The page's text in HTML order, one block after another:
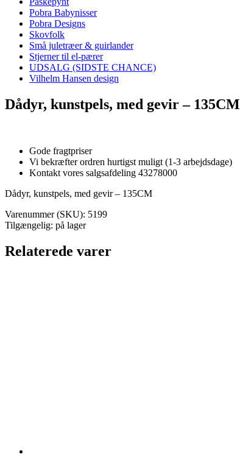
Pobra Babynisser
Pobra Designs
Skovfolk
Små juletræer & guirlander
Stjerner til el-pærer
UDSALG (SIDSTE CHANCE)
Vilhelm Hansen design
Dådyr, kunstpels, med gevir – 135CM
Gode fragtpriser
Vi bekræfter ordren hurtigst muligt (1-3 arbejdsdage)
Kontakt vores salgsafdeling 43278000
Dådyr, kunstpels, med gevir – 135CM
Varenummer (SKU): 5199
Tilgængelig: på lager
Relaterede varer